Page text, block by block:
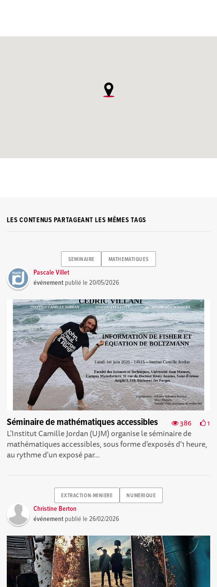
LES CONTENUS PARTAGEANT LES MÊMES TAGS
SEMINAIRE MATHEMATIQUES
Pascale Villet
événement publié le20/05/2026
386 1
Séminaire de mathématiques accessibles
L'Institut Camille Jordan (UJM) organise le séminaire de
mathématiques accessibles, sous forme d'exposés d'1 heure,
au rythme d'un exposé par...
EXTRACTION-MINIERE NUMERIQUE
Christine Berton
événement publié le26/02/2026